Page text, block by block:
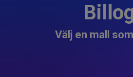
Välj en mall